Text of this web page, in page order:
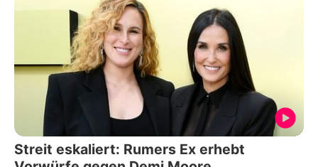
Streit eskaliert: Rumers Ex erhebt